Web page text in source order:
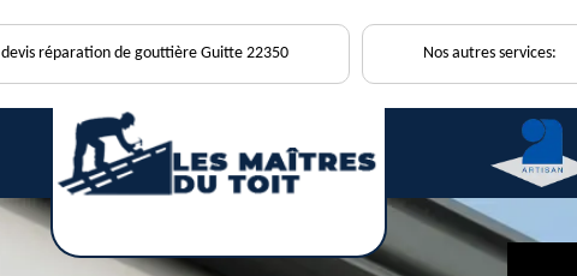
devis réparation de gouttière Guitte 22350 Nos autres services: